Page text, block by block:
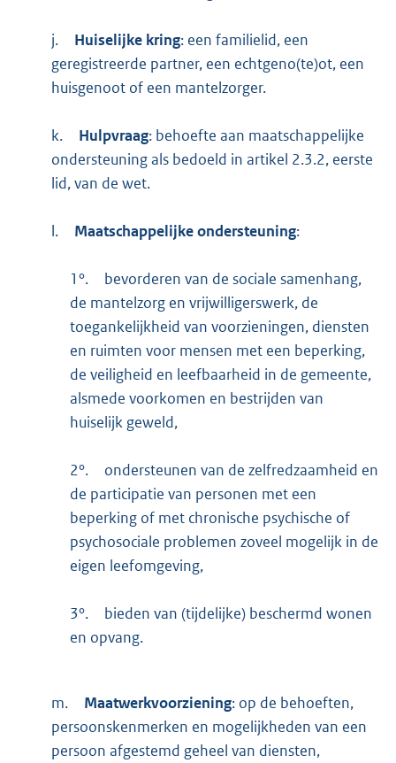
j. Huiselijke kring: een familielid, een
geregistreerde partner, een echtgeno(te)ot, een
huisgenoot of een mantelzorger.
k. Hulpvraag: behoefte aan maatschappelijke
ondersteuning als bedoeld in artikel 2.3.2, eerste
lid, van de wet.
l. Maatschappelijke ondersteuning:
1°.
bevorderen van de sociale samenhang,
de mantelzorg en vrijwilligerswerk, de
toegankelijkheid van voorzieningen, diensten
en ruimten voor mensen met een beperking,
de veiligheid en leefbaarheid in de gemeente,
alsmede voorkomen en bestrijden van
huiselijk geweld,
2°.
ondersteunen van de zelfredzaamheid en
de participatie van personen met een
beperking of met chronische psychische of
psychosociale problemen zoveel mogelijk in de
eigen leefomgeving,
3°.
bieden van (tijdelijke) beschermd wonen
en opvang.
m. Maatwerkvoorziening: op de behoeften,
persoonskenmerken en mogelijkheden van een
persoon afgestemd geheel van diensten,